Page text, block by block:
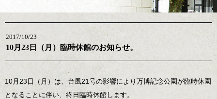
2017/10/23
10月23日（月）臨時休館のお知らせ。
10月23日（月）は、台風21号の影響により万博記念公園が臨時休園
となることに伴い、終日臨時休館します。